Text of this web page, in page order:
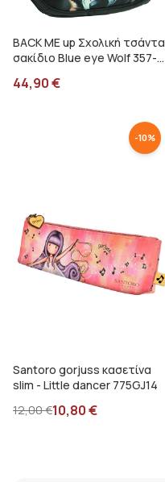
BACK ME up Σχολική τσάντα
σακίδιο Blue eye Wolf 357-
44,90€
-10%
Santoro gorjuss κασετίνα
slim - Little dancer 775GJ14
12,00€10,80€